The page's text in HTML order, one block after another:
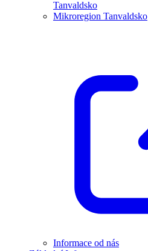
Tanvaldsko
Mikroregion Tanvaldsko
Informace od nás